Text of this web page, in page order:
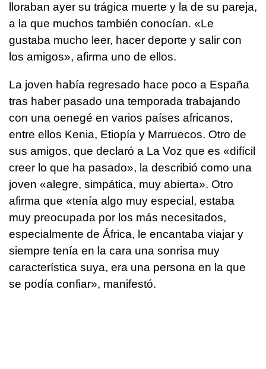
lloraban ayer su trágica muerte y la de su pareja,
a la que muchos también conocían. «Le
gustaba mucho leer, hacer deporte y salir con
los amigos», afirma uno de ellos.
La joven había regresado hace poco a España
tras haber pasado una temporada trabajando
con una oenegé en varios países africanos,
entre ellos Kenia, Etiopía y Marruecos. Otro de
sus amigos, que declaró a La Voz que es «difícil
creer lo que ha pasado», la describió como una
joven «alegre, simpática, muy abierta». Otro
afirma que «tenía algo muy especial, estaba
muy preocupada por los más necesitados,
especialmente de África, le encantaba viajar y
siempre tenía en la cara una sonrisa muy
característica suya, era una persona en la que
se podía confiar», manifestó.